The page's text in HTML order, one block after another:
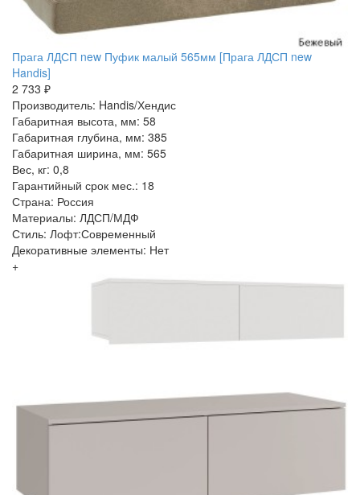
Прага ЛДСП new Пуфик малый 565мм [Прага ЛДСП new
Handis]
2 733 ₽
Производитель: Handis/Хендис
Габаритная высота, мм: 58
Габаритная глубина, мм: 385
Габаритная ширина, мм: 565
Вес, кг: 0,8
Гарантийный срок мес.: 18
Страна: Россия
Материалы: ЛДСП/МДФ
Стиль: Лофт:Современный
Декоративные элементы: Нет
+